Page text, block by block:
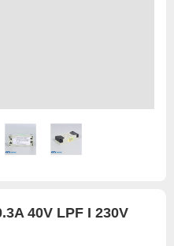
40V LPF I 230V